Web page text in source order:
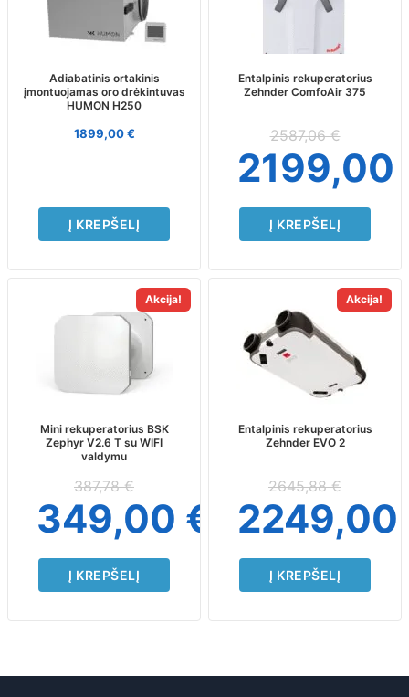
Adiabatinis ortakinis
įmontuojamas oro drėkintuvas
HUMON H250
1899,00€
Į KREPŠELĮ
Entalpinis rekuperatorius
Zehnder ComfoAir 375
2587,06€
2199,00
Į KREPŠELĮ
Akcija!
Mini rekuperatorius BSK
Zephyr V2.6 T su WIFI
valdymu
387,78€
349,00 €
Į KREPŠELĮ
Akcija!
Entalpinis rekuperatorius
Zehnder EVO 2
2645,88€
2249,00
Į KREPŠELĮ